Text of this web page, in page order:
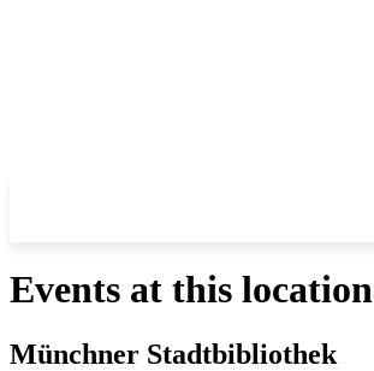
Events at this location
Münchner Stadtbibliothek